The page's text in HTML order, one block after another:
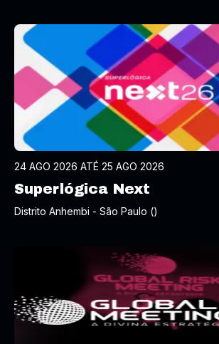
24 AGO 2026 ATÉ 25 AGO 2026
Superlógica Next
Distrito Anhembi - São Paulo ()